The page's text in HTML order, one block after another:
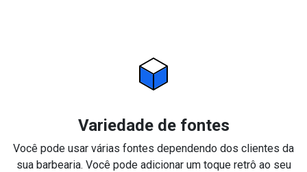
Variedade de fontes
Você pode usar várias fontes dependendo dos clientes da
sua barbearia. Você pode adicionar um toque retrô ao seu